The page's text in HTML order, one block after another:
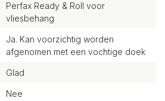
Perfax Ready & Roll voor
vliesbehang
Ja. Kan voorzichtig worden
afgenomen met een vochtige doek
Glad
Nee